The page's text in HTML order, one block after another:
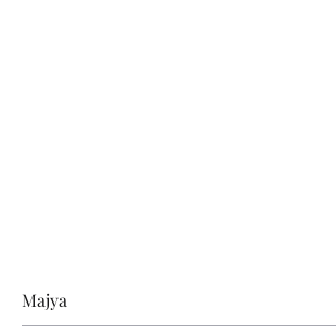
Zápätie
Majya